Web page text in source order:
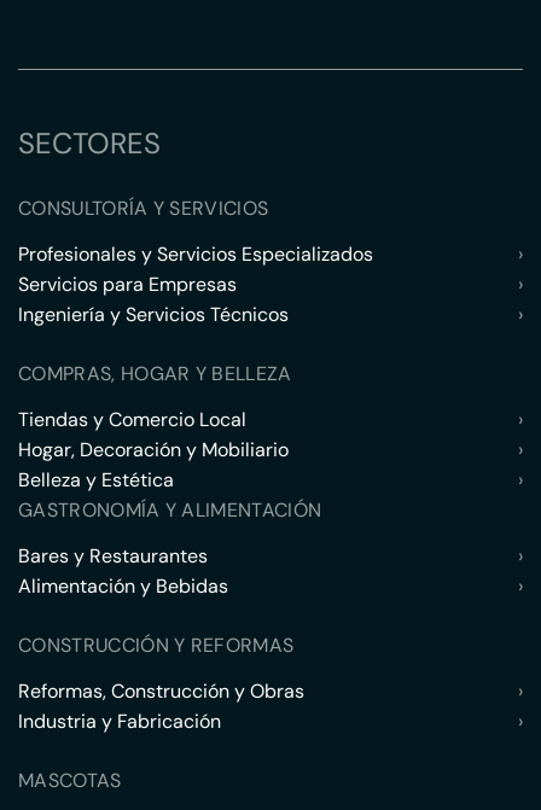
SECTORES
CONSULTORÍA Y SERVICIOS
Profesionales y Servicios Especializados
›
Servicios para Empresas
›
Ingeniería y Servicios Técnicos
›
COMPRAS, HOGAR Y BELLEZA
Tiendas y Comercio Local
›
Hogar, Decoración y Mobiliario
›
Belleza y Estética
›
GASTRONOMÍA Y ALIMENTACIÓN
Bares y Restaurantes
›
Alimentación y Bebidas
›
CONSTRUCCIÓN Y REFORMAS
Reformas, Construcción y Obras
›
Industria y Fabricación
›
MASCOTAS